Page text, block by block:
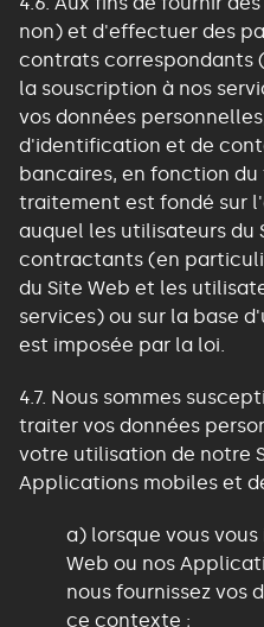
non) et d'effectuer des
contrats correspondants
la souscription à nos
vos données
d'identification et de
bancaires, en fonction
traitement est fondé sur
auquel les utilisateurs du
contractants (en
du Site Web et les
services) ou sur la base
est imposée par la loi.
4.7. Nous sommes
traiter vos données
votre utilisation de notre
Applications mobiles et
a) lorsque vous
Web ou nos
nous fournissez vos
ce contexte ;